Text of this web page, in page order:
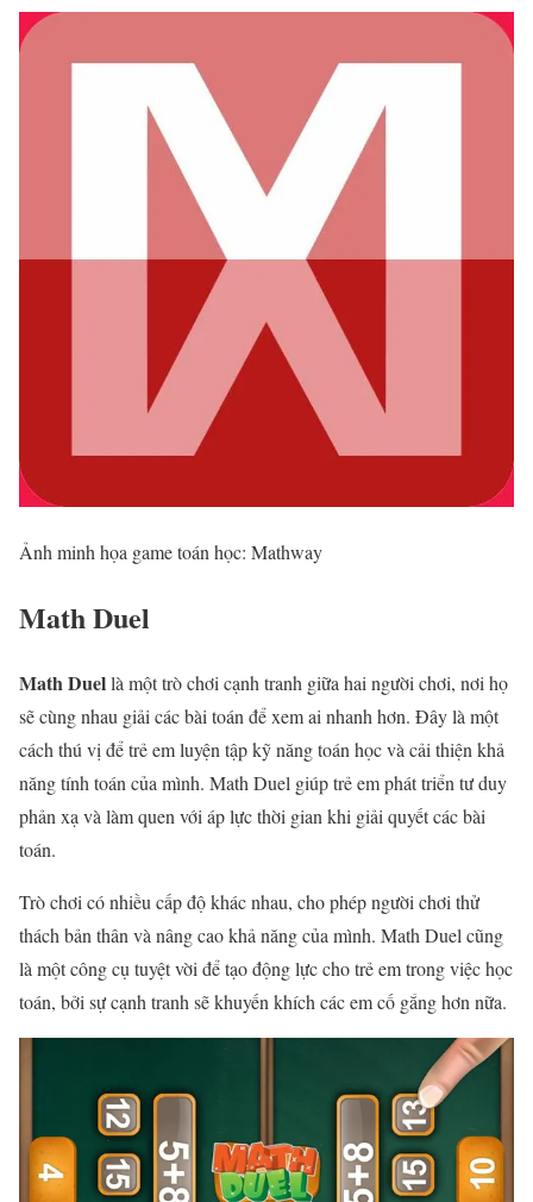
Ảnh minh họa game toán học: Mathway
Math Duel
Math Duellà một trò chơi cạnh tranh giữa hai người chơi, nơi họ
sẽ cùng nhau giải các bài toán để xem ai nhanh hơn. Đây là một
cách thú vị để trẻ em luyện tập kỹ năng toán học và cải thiện khả
năng tính toán của mình. Math Duel giúp trẻ em phát triển tư duy
phản xạ và làm quen với áp lực thời gian khi giải quyết các bài
toán.
Trò chơi có nhiều cấp độ khác nhau, cho phép người chơi thử
thách bản thân và nâng cao khả năng của mình. Math Duel cũng
là một công cụ tuyệt vời để tạo động lực cho trẻ em trong việc học
toán, bởi sự cạnh tranh sẽ khuyến khích các em cố gắng hơn nữa.